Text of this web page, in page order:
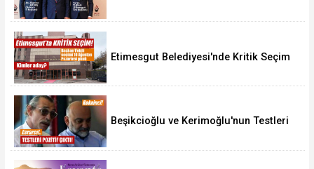
Etimesgut Belediyesi'nde Kritik Seçim
Beşikcioğlu ve Kerimoğlu'nun Testleri